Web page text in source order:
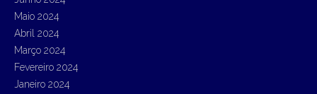
Maio 2024
Abril 2024
Março 2024
Fevereiro 2024
Janeiro 2024